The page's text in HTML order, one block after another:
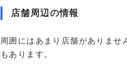
店舗周辺の情報
周囲にはあまり店舗がありませ
もあります。